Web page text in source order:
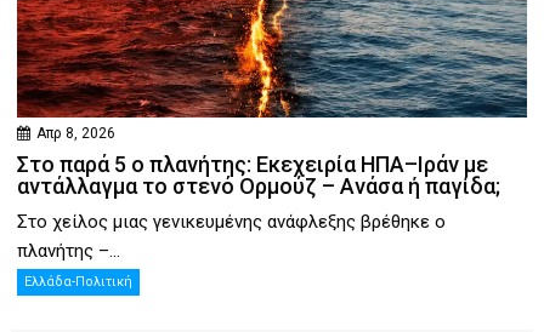
Απρ 8, 2026
Στο παρά 5 ο πλανήτης: Εκεχειρία ΗΠΑ–Ιράν με
αντάλλαγμα το στενό Ορμούζ – Ανάσα ή παγίδα;
Στο χείλος μιας γενικευμένης ανάφλεξης βρέθηκε ο
πλανήτης –...
Ελλάδα-Πολιτική